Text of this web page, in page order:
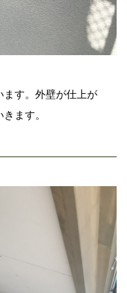
ます。外壁が仕上が
ます。